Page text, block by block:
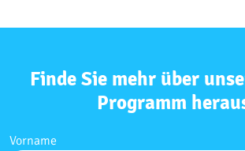
Finde Sie mehr über
Programm
Vorname